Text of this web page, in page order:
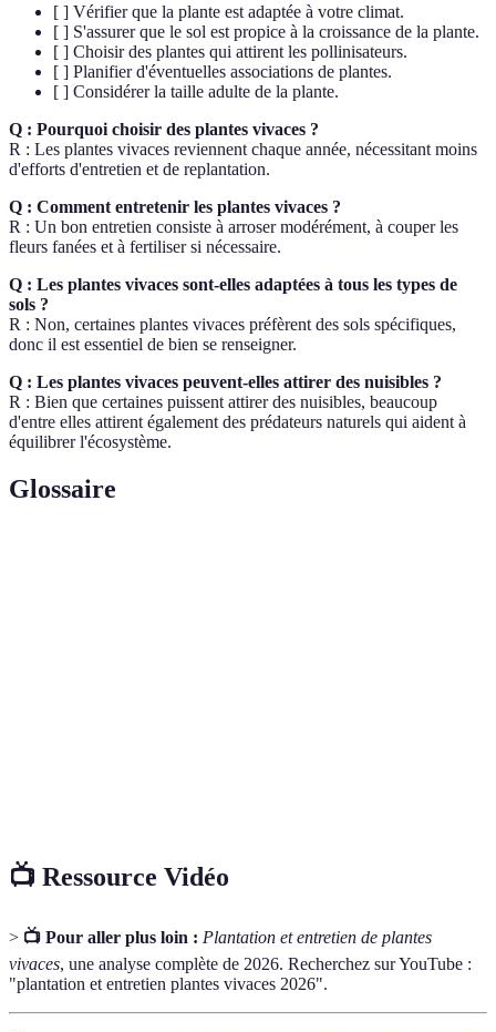
[ ] Vérifier que la plante est adaptée à votre climat.
[ ] S'assurer que le sol est propice à la croissance de la plante.
[ ] Choisir des plantes qui attirent les pollinisateurs.
[ ] Planifier d'éventuelles associations de plantes.
[ ] Considérer la taille adulte de la plante.
Q : Pourquoi choisir des plantes vivaces ?
R : Les plantes vivaces reviennent chaque année, nécessitant moins
d'efforts d'entretien et de replantation.
Q : Comment entretenir les plantes vivaces ?
R : Un bon entretien consiste à arroser modérément, à couper les
fleurs fanées et à fertiliser si nécessaire.
Q : Les plantes vivaces sont-elles adaptées à tous les types de
sols ?
R : Non, certaines plantes vivaces préfèrent des sols spécifiques,
donc il est essentiel de bien se renseigner.
Q : Les plantes vivaces peuvent-elles attirer des nuisibles ?
R : Bien que certaines puissent attirer des nuisibles, beaucoup
d'entre elles attirent également des prédateurs naturels qui aident à
équilibrer l'écosystème.
Glossaire
📺 Ressource Vidéo
> 📺 Pour aller plus loin : Plantation et entretien de plantes
vivaces, une analyse complète de 2026. Recherchez sur YouTube :
"plantation et entretien plantes vivaces 2026".